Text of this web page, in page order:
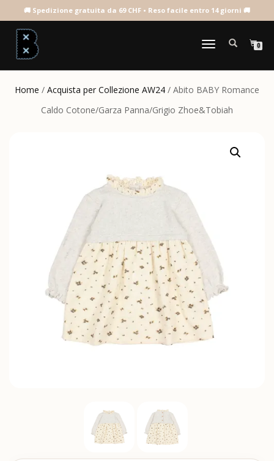
NAVIGAZIONE
0
Home / Acquista per Collezione AW24 / Abito BABY Romance
Caldo Cotone/Garza Panna/Grigio Zhoe&Tobiah